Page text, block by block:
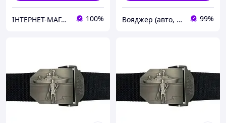
IНТЕРНЕТ-МАГАЗИН "ВСЕ,ЩО ТРЕБА" 100% Вояджер (авто, туризм, спорт) 99%